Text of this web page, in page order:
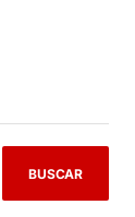
BUSCAR